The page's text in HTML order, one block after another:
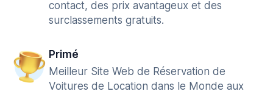
contact, des prix avantageux et des
surclassements gratuits.
Primé
Meilleur Site Web de Réservation de
Voitures de Location dans le Monde aux